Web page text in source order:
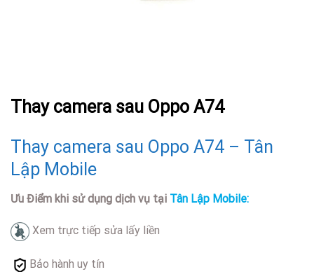
Thay camera sau Oppo A74
Thay camera sau Oppo A74 – Tân
Lập Mobile
Ưu Điểm khi sử dụng dịch vụ tại Tân Lập Mobile:
Xem trực tiếp sửa lấy liền
Bảo hành uy tín